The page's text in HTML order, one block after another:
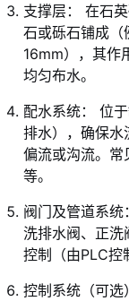
支撑层： 在石
石或砾石铺成
16mm），其作
均匀布水。
配水系统： 位
排水），确保水
偏流或沟流。常
等。
阀门及管道系
洗排水阀、正洗
控制（由PLC控
控制系统（可选